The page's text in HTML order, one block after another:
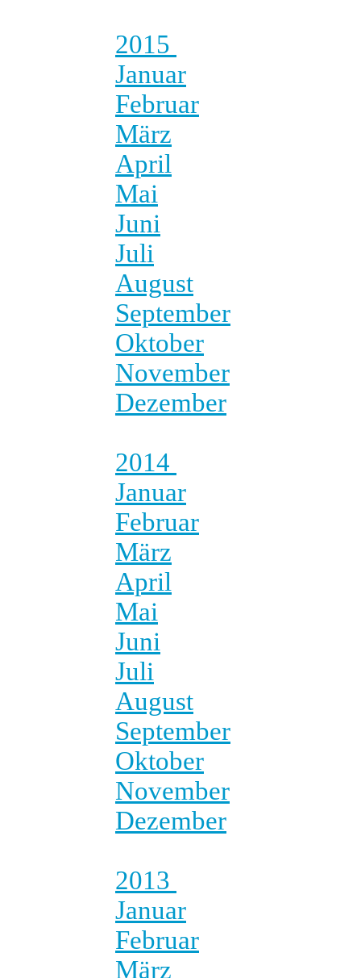
2015
Januar
Februar
März
April
Mai
Juni
Juli
August
September
Oktober
November
Dezember
2014
Januar
Februar
März
April
Mai
Juni
Juli
August
September
Oktober
November
Dezember
2013
Januar
Februar
März